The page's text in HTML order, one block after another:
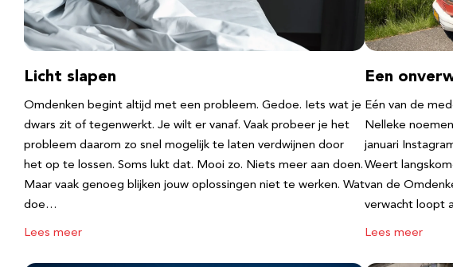
Licht slapen
Omdenken begint altijd met een probleem. Gedoe. Iets wat je
dwars zit of tegenwerkt. Je wilt er vanaf. Vaak probeer je het
probleem daarom zo snel mogelijk te laten verdwijnen door
het op te lossen. Soms lukt dat. Mooi zo. Niets meer aan doen.
Maar vaak genoeg blijken jouw oplossingen niet te werken. Wat
doe…
Lees meer
Een
Eén van de
Nelleke
januari
Weert
van de
verwacht loopt
Lees meer